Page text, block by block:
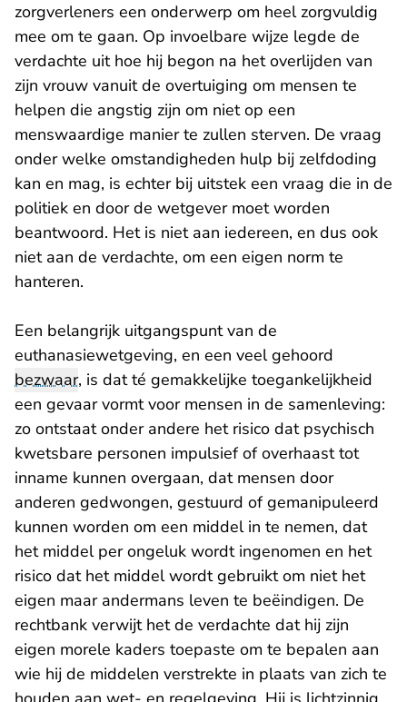
zorgverleners een onderwerp om heel zorgvuldig
mee om te gaan. Op invoelbare wijze legde de
verdachte uit hoe hij begon na het overlijden van
zijn vrouw vanuit de overtuiging om mensen te
helpen die angstig zijn om niet op een
menswaardige manier te zullen sterven. De vraag
onder welke omstandigheden hulp bij zelfdoding
kan en mag, is echter bij uitstek een vraag die in de
politiek en door de wetgever moet worden
beantwoord. Het is niet aan iedereen, en dus ook
niet aan de verdachte, om een eigen norm te
hanteren.
Een belangrijk uitgangspunt van de
euthanasiewetgeving, en een veel gehoord
bezwaar, is dat té gemakkelijke toegankelijkheid
een gevaar vormt voor mensen in de samenleving:
zo ontstaat onder andere het risico dat psychisch
kwetsbare personen impulsief of overhaast tot
inname kunnen overgaan, dat mensen door
anderen gedwongen, gestuurd of gemanipuleerd
kunnen worden om een middel in te nemen, dat
het middel per ongeluk wordt ingenomen en het
risico dat het middel wordt gebruikt om niet het
eigen maar andermans leven te beëindigen. De
rechtbank verwijt het de verdachte dat hij zijn
eigen morele kaders toepaste om te bepalen aan
wie hij de middelen verstrekte in plaats van zich te